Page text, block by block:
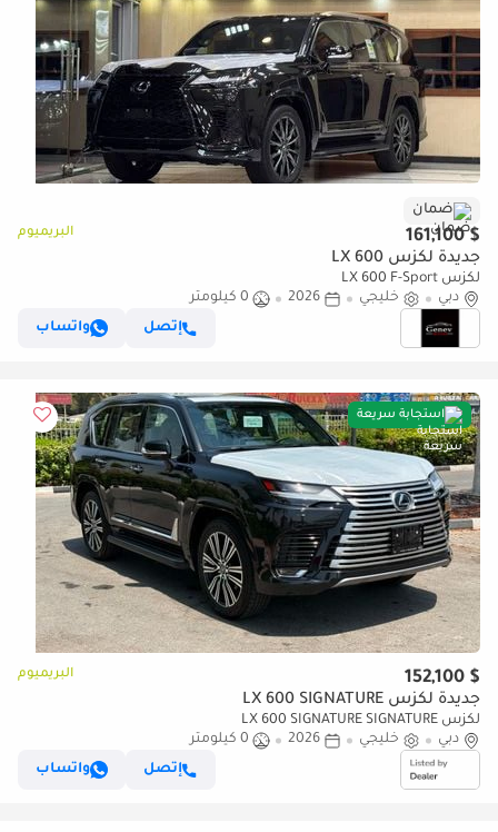
ضمان
$ 161,100 البريميوم
جديدة لكزس LX 600
لكزس LX 600 F-Sport
دبي
خليجي 2026
0 كيلومتر
إتصل
واتساب
استجابة سريعة
$ 152,100 البريميوم
جديدة لكزس LX 600 SIGNATURE
لكزس LX 600 SIGNATURE SIGNATURE
دبي
خليجي 2026
0 كيلومتر
إتصل
واتساب